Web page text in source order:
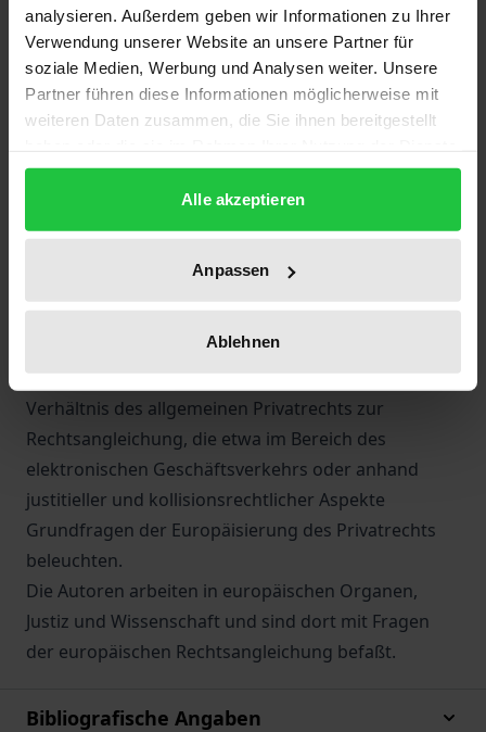
analysieren. Außerdem geben wir Informationen zu Ihrer
Verwendung unserer Website an unsere Partner für
soziale Medien, Werbung und Analysen weiter. Unsere
Partner führen diese Informationen möglicherweise mit
weiteren Daten zusammen, die Sie ihnen bereitgestellt
gesammelt haben.
Alle akzeptieren
Anpassen
Ablehnen
Ebenen zivilrechtlicher Juristentätigkeit stellt. Dieser
Band führt in das Feld ein und zeigt
Lösungsmöglichkeiten auf.
Neben Beiträgen zu Wirkungen und Perspektiven
des europäischen Verbraucherschutzrechts werden
Einflüsse europäischer Rechtsakte in
Mitgliedstaaten an Beispielen aus Deutschland,
Frankreich, Italien, Österreich und dem Vereinigten
erhält einer der einschneidensten privatrechtlichen
Rechtsakte der Union, die Richtlinie über
mißbräuchliche Klauseln in Verbraucherverträgen.
Neben das Verbraucherrecht treten Beiträge zum
Verhältnis des allgemeinen Privatrechts zur
Rechtsangleichung, die etwa im Bereich des
elektronischen Geschäftsverkehrs oder anhand
justitieller und kollisionsrechtlicher Aspekte
Grundfragen der Europäisierung des Privatrechts
beleuchten.
Die Autoren arbeiten in europäischen Organen,
Justiz und Wissenschaft und sind dort mit Fragen
der europäischen Rechtsangleichung befaßt.
Bibliografische Angaben